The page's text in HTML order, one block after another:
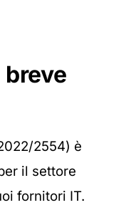
breve
2554) è
il settore
fornitori IT.